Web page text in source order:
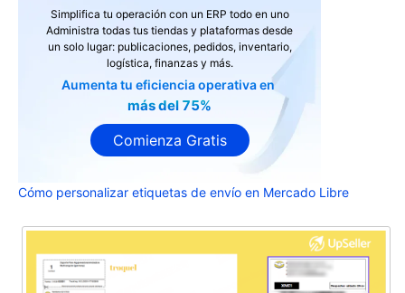
Simplifica tu operación con un ERP todo en uno
Administra todas tus tiendas y plataformas desde
un solo lugar: publicaciones, pedidos, inventario,
logística, finanzas y más.
Aumenta tu eficiencia operativa en
más del 75%
Comienza Gratis
Cómo personalizar etiquetas de envío en Mercado Libre